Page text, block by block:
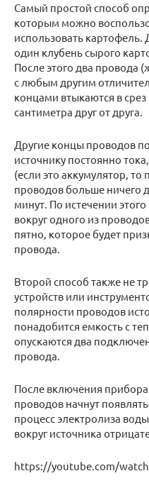
Самый простой способ
которым можно
использовать картофель.
один клубень сырого
После этого два провода
с любым другим
концами втыкаются в
сантиметра друг от друга.
Другие концы проводов
источнику постоянно
(если это аккумулятор,
проводов больше ничего
минут. По истечении
вокруг одного из
пятно, которое будет
провода.
Второй способ также не
устройств или
полярности проводов
понадобится емкость с
опускаются два
провода.
После включения прибора
проводов начнут
процесс электролиза
вокруг источника
https://youtube.com/